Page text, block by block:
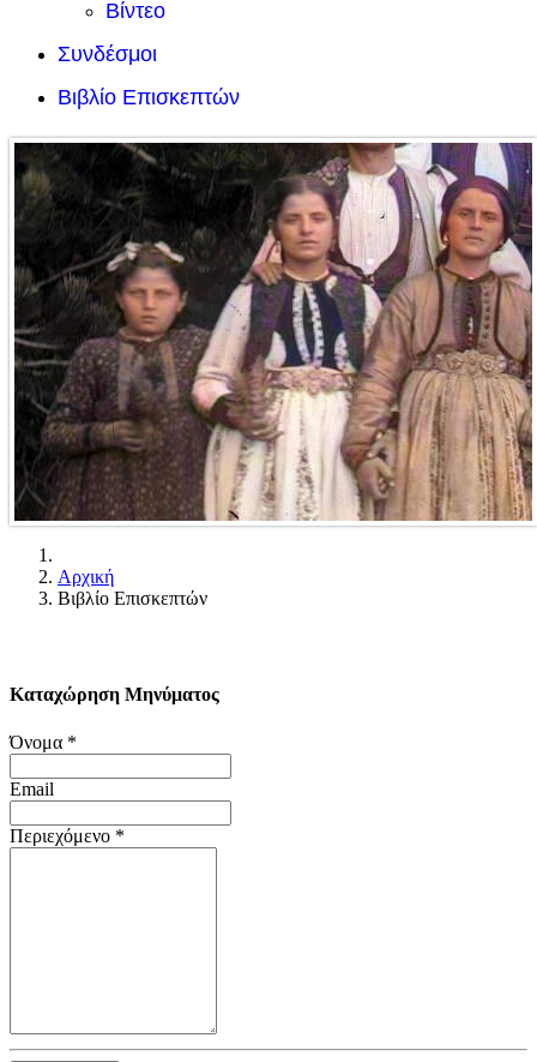
Βίντεο
Συνδέσμοι
Βιβλίο Επισκεπτών
Αρχική
Βιβλίο Επισκεπτών
Καταχώρηση Μηνύματος
Όνομα *
Email
Περιεχόμενο *